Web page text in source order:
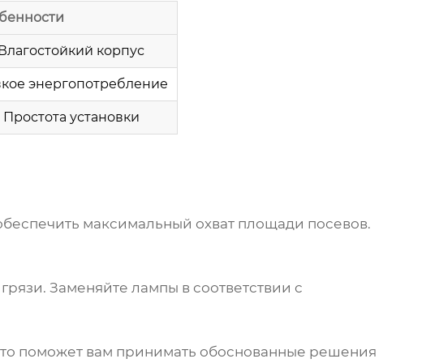
Влагостойкий корпус
энергопотребление
Простота установки
максимальный охват площади посевов.
Заменяйте лампы в соответствии с
поможет вам принимать обоснованные решения